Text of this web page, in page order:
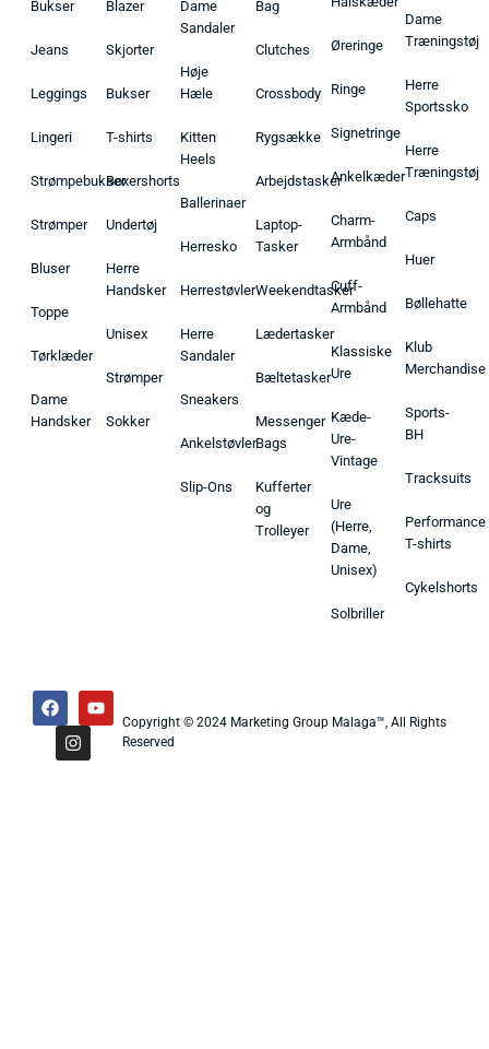
Bukser
Jeans
Leggings
Lingeri
Strømpebukser
Strømper
Bluser
Toppe
Tørklæder
Dame
Handsker
Blazer
Skjorter
Bukser
T-shirts
Boxershorts
Undertøj
Herre
Handsker
Unisex
Strømper
Sokker
Dame
Sandaler
Høje
Hæle
Kitten
Heels
Ballerinaer
Herresko
Herrestøvler
Herre
Sandaler
Sneakers
Ankelstøvler
Slip-Ons
Bag
Clutches
Crossbody
Rygsække
Arbejdstasker
Laptop-
Tasker
Weekendtasker
Lædertasker
Bæltetasker
Messenger
Bags
Kufferter
og
Trolleyer
Øreringe
Ringe
Signetringe
Ankelkæder
Charm-
Armbånd
Cuff-
Armbånd
Klassiske
Ure
Kæde-
Ure-
Vintage
Ure
(Herre,
Dame,
Unisex)
Solbriller
Dame
Træningstøj
Herre
Sportssko
Herre
Træningstøj
Caps
Huer
Bøllehatte
Klub
Merchandise
Sports-
BH
Tracksuits
Performance
T-shirts
Cykelshorts
Copyright © 2024 Marketing Group Malaga™, All Rights
Reserved